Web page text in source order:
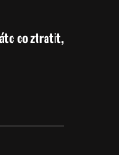
co ztratit,